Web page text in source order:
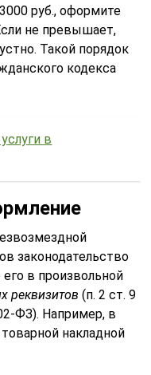
руб., оформите
не превышает,
Такой порядок
кодекса
в
законодательство
в произвольной
реквизитов(п. 2 ст. 9
ФЗ). Например, в
накладной